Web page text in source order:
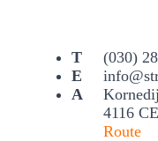
(030)
4116
Route